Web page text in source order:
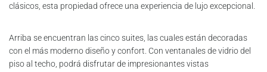
clásicos, esta propiedad ofrece una experiencia de lujo excepcional.
Arriba se encuentran las cinco suites, las cuales están decoradas
con el más moderno diseño y confort. Con ventanales de vidrio del
piso al techo, podrá disfrutar de impresionantes vistas